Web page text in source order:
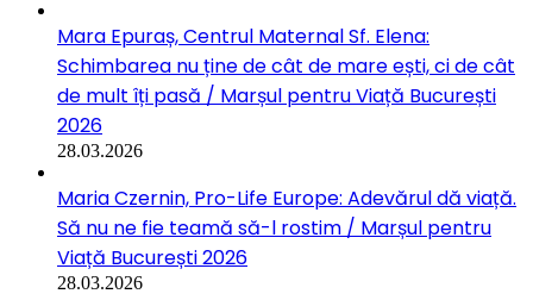
Mara Epuraș, Centrul Maternal Sf. Elena:
Schimbarea nu ține de cât de mare ești, ci de cât
de mult îți pasă / Marșul pentru Viață București
2026
28.03.2026
Maria Czernin, Pro-Life Europe: Adevărul dă viață.
Să nu ne fie teamă să-l rostim / Marșul pentru
Viață București 2026
28.03.2026